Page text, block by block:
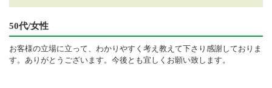
50代/女性
お客様の立場に立って、わかりやすく考え教えて下さり感謝しておりま
す。ありがとうございます。今後とも宜しくお願い致します。